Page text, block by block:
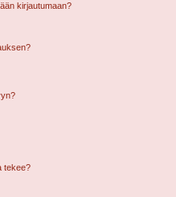
kirjautumaan?
tekee?